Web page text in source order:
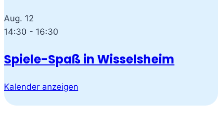
Aug. 12
14:30 - 16:30
Spiele-Spaß in Wisselsheim
Kalender anzeigen